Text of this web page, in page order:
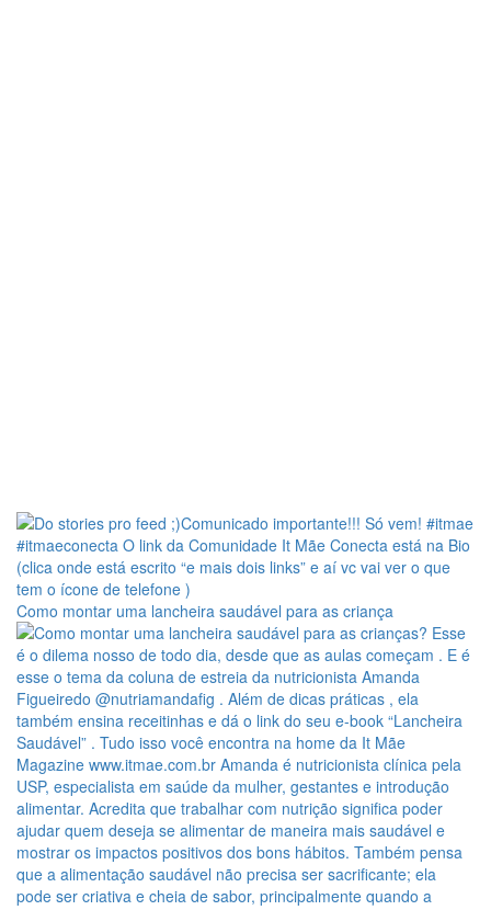
Como montar uma lancheira saudável para as criança